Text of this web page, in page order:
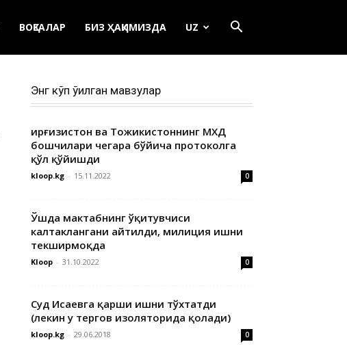
ВОҚЕАЛАР БИЗ ҲАҚИМИЗДА UZ
Энг кўп ўқилган мавзулар
Қирғизистон ва Тожикистоннинг МХДҚ
бошчилари чегара бўйича протоколга
қўл қўйишди
kloop.kg - 15.11.2022 0
Ўшда мактабнинг ўқитувчиси
калтаклангани айтилди, милиция ишни
текширмоқда
Kloop - 31.10.2022 0
Суд Исаевга қарши ишни тўхтатди
(лекин у тергов изоляторида қолади)
kloop.kg - 29.06.2018 0